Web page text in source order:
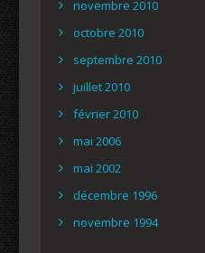
novembre 2010
octobre 2010
septembre 2010
juillet 2010
février 2010
mai 2006
mai 2002
décembre 1996
novembre 1994